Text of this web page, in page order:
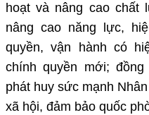
hoạt và nâng cao
nâng cao năng lực,
quyền, vận hành có
chính quyền mới;
phát huy sức mạnh
xã hội, đảm bảo quốc